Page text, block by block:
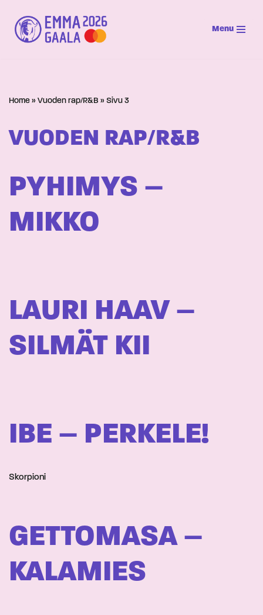
Siirry
suoraan
Menu
Home » Vuoden rap/R&B » Sivu 3
VUODEN RAP/R&B
PYHIMYS –
MIKKO
LAURI HAAV –
SILMÄT KII
IBE – PERKELE!
Skorpioni
GETTOMASA –
KALAMIES